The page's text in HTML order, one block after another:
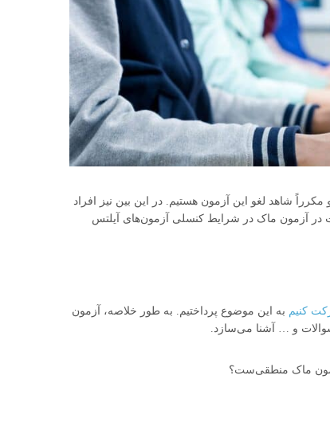
شاهد لغو این آزمون هستیم. در این بین نیز افراد
در آزمون ماک در شرایط کنسلی آزمون‌های آیلتس
کنیم به این موضوع پرداختیم. به طور خلاصه، آزمون
و … آشنا می‌سازد.
ماک منطقی‌ست؟